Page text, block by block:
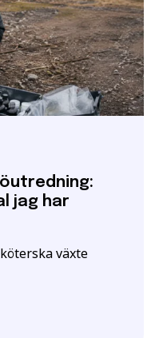
jag har
växte